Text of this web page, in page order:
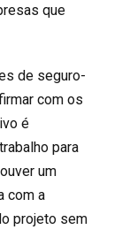
que
de seguro-
com os
é
para
um
com a
projeto sem